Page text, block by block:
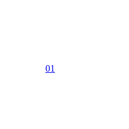
01